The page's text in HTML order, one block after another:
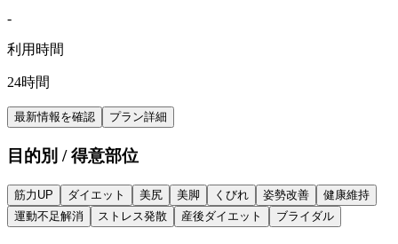
-
利用時間
24時間
最新情報を確認 プラン詳細
目的別 / 得意部位
筋力UP ダイエット 美尻 美脚 くびれ 姿勢改善
健康維持
運動不足解消
ストレス発散 産後ダイエット ブライダル